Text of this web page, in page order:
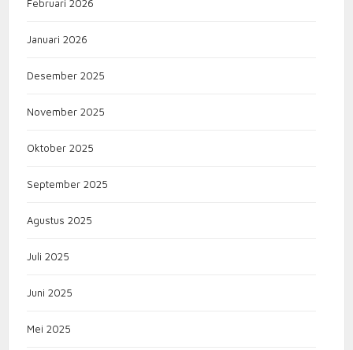
Februari 2026
Januari 2026
Desember 2025
November 2025
Oktober 2025
September 2025
Agustus 2025
Juli 2025
Juni 2025
Mei 2025